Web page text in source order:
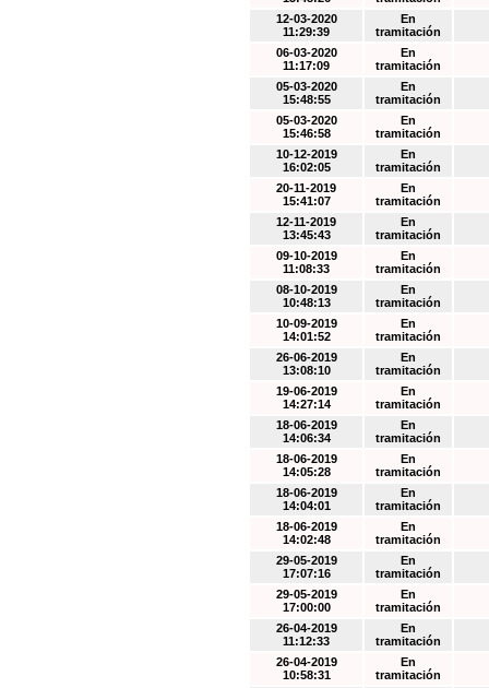
12-03-2020
11:29:39
En
tramitación
06-03-2020
11:17:09
En
tramitación
05-03-2020
15:48:55
En
tramitación
05-03-2020
15:46:58
En
tramitación
10-12-2019
16:02:05
En
tramitación
20-11-2019
15:41:07
En
tramitación
12-11-2019
13:45:43
En
tramitación
09-10-2019
11:08:33
En
tramitación
08-10-2019
10:48:13
En
tramitación
10-09-2019
14:01:52
En
tramitación
26-06-2019
13:08:10
En
tramitación
19-06-2019
14:27:14
En
tramitación
18-06-2019
14:06:34
En
tramitación
18-06-2019
14:05:28
En
tramitación
18-06-2019
14:04:01
En
tramitación
18-06-2019
14:02:48
En
tramitación
29-05-2019
17:07:16
En
tramitación
29-05-2019
17:00:00
En
tramitación
26-04-2019
11:12:33
En
tramitación
26-04-2019
10:58:31
En
tramitación